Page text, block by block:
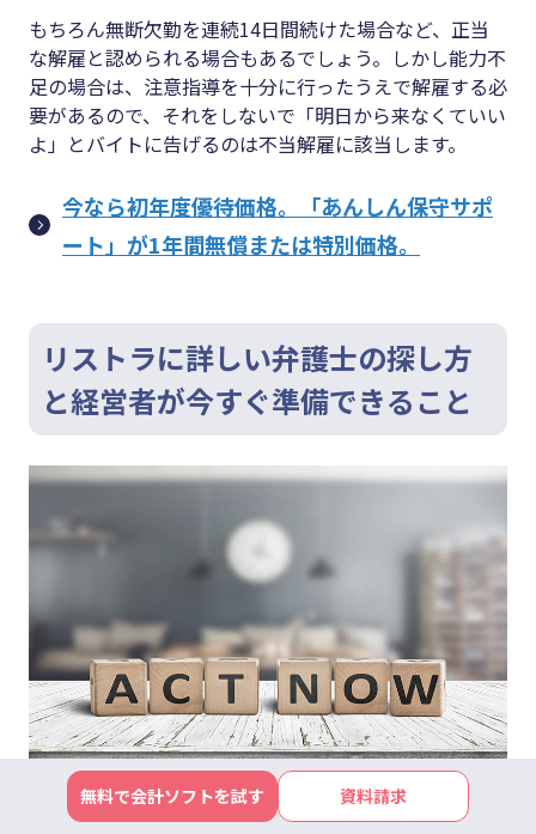
もちろん無断欠勤を連続14日間続けた場合など、正当
な解雇と認められる場合もあるでしょう。しかし能力不
足の場合は、注意指導を十分に行ったうえで解雇する必
要があるので、それをしないで「明日から来なくていい
よ」とバイトに告げるのは不当解雇に該当します。
今なら初年度優待価格。「あんしん保守サポ
ート」が1年間無償または特別価格。
リストラに詳しい弁護士の探し方
と経営者が今すぐ準備できること
無料で会計ソフトを試す 資料請求